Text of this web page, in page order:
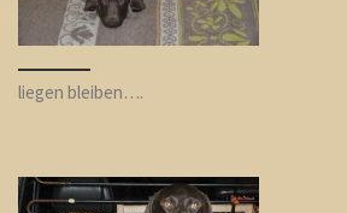
liegen bleiben….